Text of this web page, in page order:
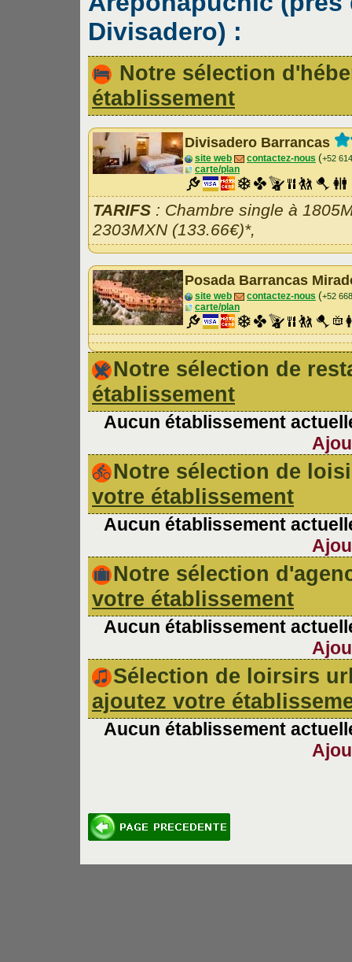
Divisadero) :
Notre sélection
établissement
Divisadero Barrancas
site web contactez-nous (+52
carte/plan
TARIFS : Chambre single à
2303MXN (133.66€)*,
Posada Barrancas
site web contactez-nous (+52
carte/plan
Notre sélection de
établissement
Aucun établissement
Notre sélection de
votre établissement
Aucun établissement
Notre sélection
votre établissement
Aucun établissement
Sélection de loirsirs
ajoutez votre
Aucun établissement